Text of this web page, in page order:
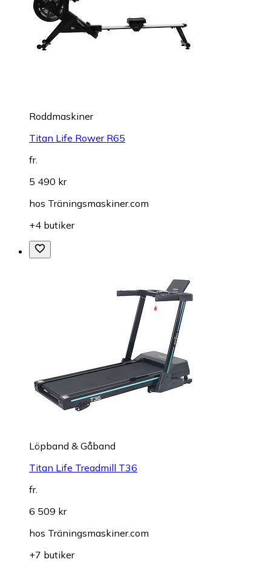
Roddmaskiner
Titan Life Rower R65
fr.
5 490 kr
hos Träningsmaskiner.com
+4 butiker
Löpband & Gåband
Titan Life Treadmill T36
fr.
6 509 kr
hos Träningsmaskiner.com
+7 butiker